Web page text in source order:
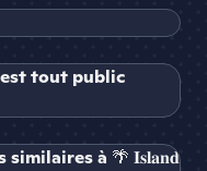
est tout public
à 🌴 𝐈𝐬𝐥𝐚𝐧𝐝